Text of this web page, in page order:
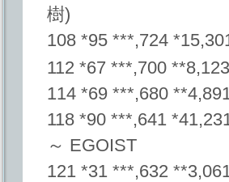
樹)
108 *95 ***,724
112 *67 ***,700
114 *69 ***,680
118 *90 ***,641
～ EGOIST
121 *31 ***,632